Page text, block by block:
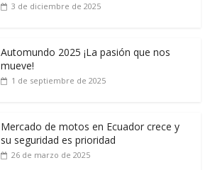
3 de diciembre de 2025
Automundo 2025 ¡La pasión que nos
mueve!
1 de septiembre de 2025
Mercado de motos en Ecuador crece y
su seguridad es prioridad
26 de marzo de 2025